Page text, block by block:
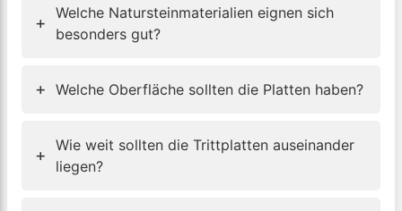
+
Welche Natursteinmaterialien eignen sich
besonders gut?
+ Welche Oberfläche sollten die Platten haben?
+
Wie weit sollten die Trittplatten auseinander
liegen?